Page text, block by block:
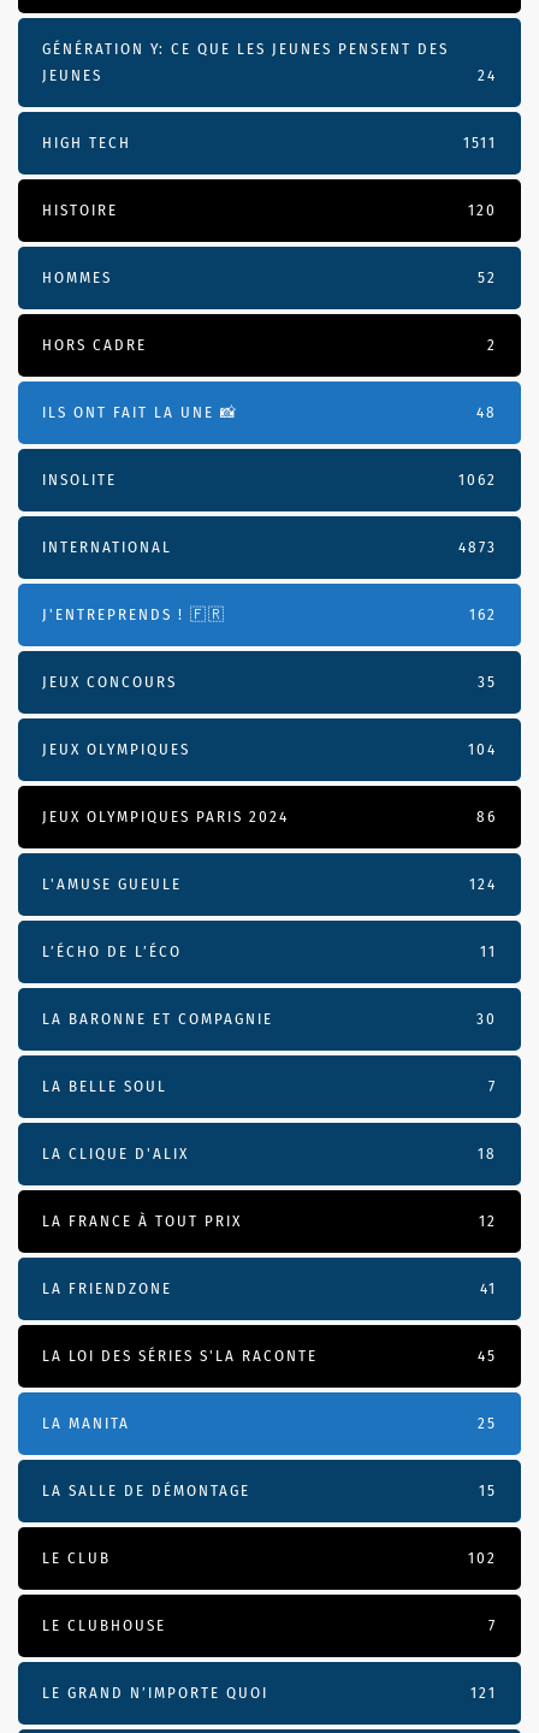
GÉNÉRATION Y: CE QUE LES JEUNES PENSENT DES
JEUNES
24
HIGH TECH 1511
HISTOIRE 120
HOMMES 52
HORS CADRE 2
ILS ONT FAIT LA UNE 📸 48
INSOLITE 1062
INTERNATIONAL 4873
J'ENTREPRENDS ! 🇫🇷 162
JEUX CONCOURS 35
JEUX OLYMPIQUES 104
JEUX OLYMPIQUES PARIS 2024 86
L'AMUSE GUEULE 124
L’ÉCHO DE L’ÉCO 11
LA BARONNE ET COMPAGNIE 30
LA BELLE SOUL 7
LA CLIQUE D'ALIX 18
LA FRANCE À TOUT PRIX 12
LA FRIENDZONE 41
LA LOI DES SÉRIES S'LA RACONTE 45
LA MANITA 25
LA SALLE DE DÉMONTAGE 15
LE CLUB 102
LE CLUBHOUSE 7
LE GRAND N’IMPORTE QUOI 121